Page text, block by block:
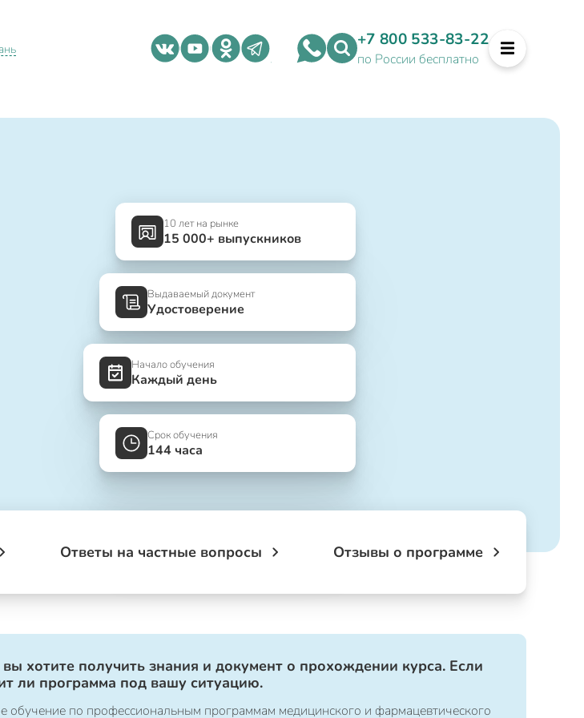
+7 800 533-83-22
по России бесплатно
10 лет на рынке
15 000+ выпускников
Выдаваемый документ
Удостоверение
Начало обучения
Каждый день
Срок обучения
144 часа
Ответы на частные вопросы Отзывы о программе
хотите получить знания и документ о прохождении курса. Если
ли программа под вашу ситуацию.
по профессиональным программам медицинского и фармацевтического